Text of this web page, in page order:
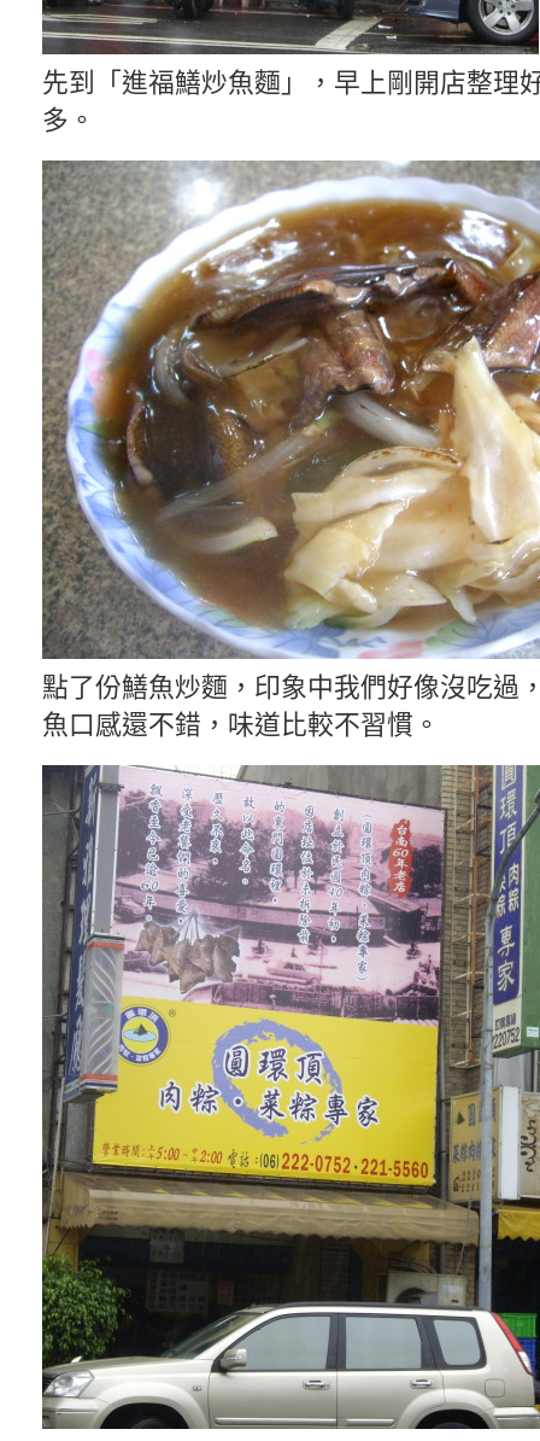
先到「進福鱔炒魚麵」，早上剛開店整理
多。
點了份鱔魚炒麵，印象中我們好像沒吃過
魚口感還不錯，味道比較不習慣。